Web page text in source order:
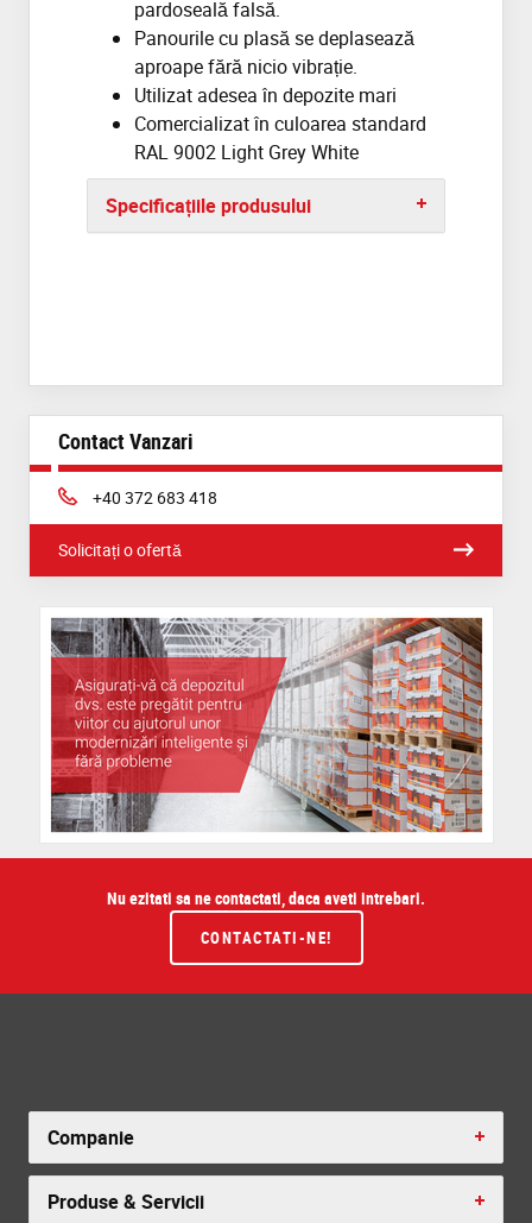
pardoseală falsă.
Panourile cu plasă se deplasează
aproape fără nicio vibrație.
Utilizat adesea în depozite mari
Comercializat în culoarea standard
RAL 9002 Light Grey White
Specificațiile produsului
Contact Vanzari
Phone:
+40 372 683 418
Solicitați o ofertă
Nu ezitati sa ne contactati, daca aveti intrebari.
CONTACTATI-NE!
Companie
Produse & Servicii